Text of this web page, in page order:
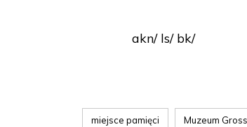
akn/ ls/ bk/
miejsce pamięci Muzeum